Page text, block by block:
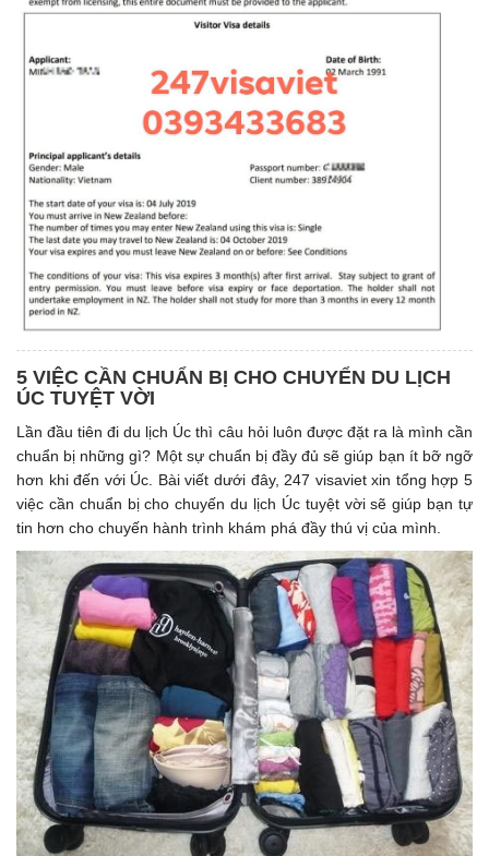
5 VIỆC CẦN CHUẨN BỊ CHO CHUYỂN DU LỊCH
ÚC TUYỆT VỜI
Lần đầu tiên đi du lịch Úc thì câu hỏi luôn được đặt ra là mình cần
chuẩn bị những gì? Một sự chuẩn bị đầy đủ sẽ giúp bạn ít bỡ ngỡ
hơn khi đến với Úc. Bài viết dưới đây, 247 visaviet xin tổng hợp 5
việc cần chuẩn bị cho chuyến du lịch Úc tuyệt vời sẽ giúp bạn tự
tin hơn cho chuyến hành trình khám phá đầy thú vị của mình.